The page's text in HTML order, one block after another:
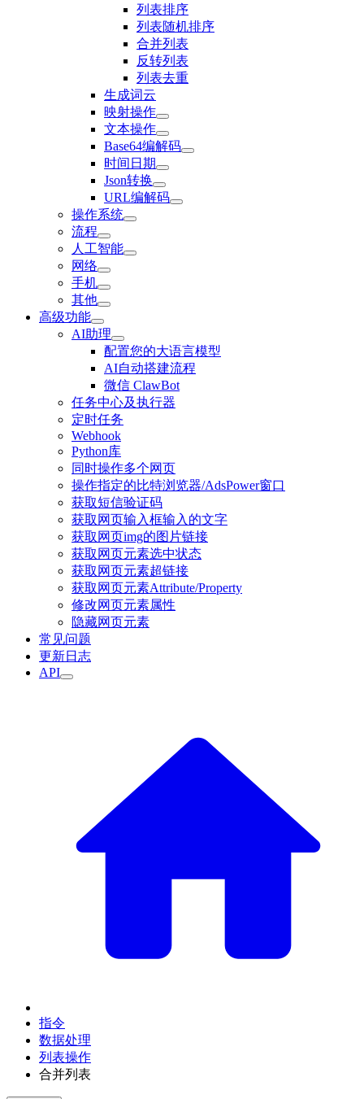
列表排序
列表随机排序
合并列表
反转列表
列表去重
生成词云
映射操作
文本操作
Base64编解码
时间日期
Json转换
URL编解码
操作系统
流程
人工智能
网络
手机
其他
高级功能
AI助理
配置您的大语言模型
AI自动搭建流程
微信 ClawBot
任务中心及执行器
定时任务
Webhook
Python库
同时操作多个网页
操作指定的比特浏览器/AdsPower窗口
获取短信验证码
获取网页输入框输入的文字
获取网页img的图片链接
获取网页元素选中状态
获取网页元素超链接
获取网页元素Attribute/Property
修改网页元素属性
隐藏网页元素
常见问题
更新日志
API
指令
数据处理
列表操作
合并列表